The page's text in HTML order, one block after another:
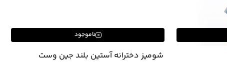
ناموجود
شومیز دخترانه آستین بلند جین وست